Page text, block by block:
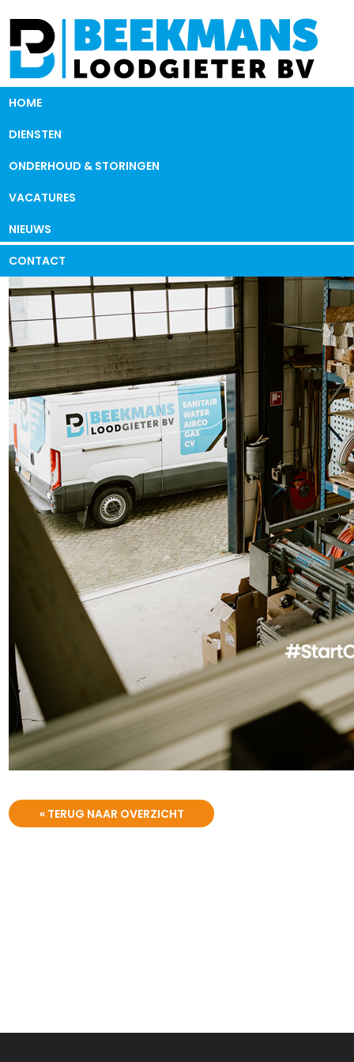
HOME
DIENSTEN
ONDERHOUD & STORINGEN
VACATURES
NIEUWS
CONTACT
« TERUG NAAR OVERZICHT